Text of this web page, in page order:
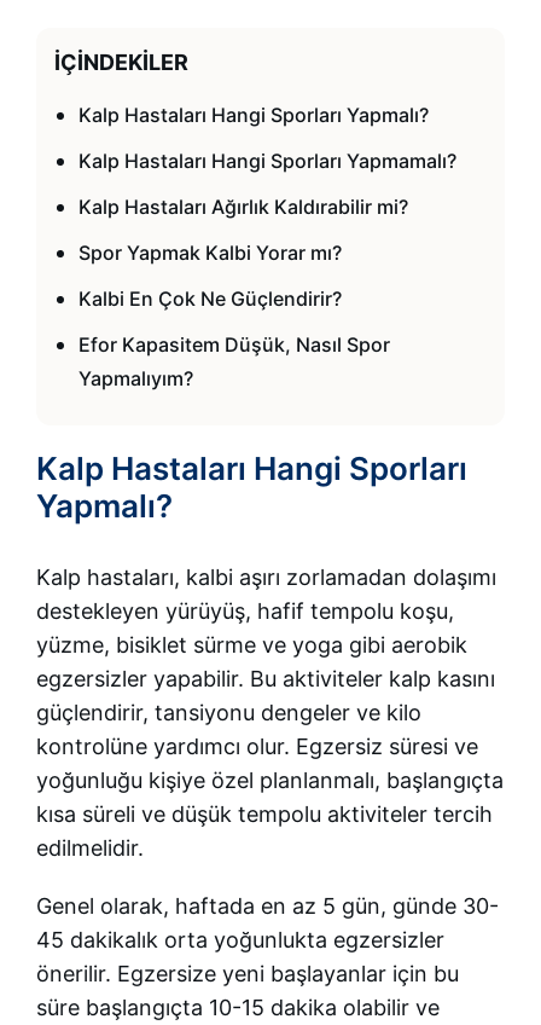
İÇINDEKILER
Kalp Hastaları Hangi Sporları Yapmalı?
Kalp Hastaları Hangi Sporları Yapmamalı?
Kalp Hastaları Ağırlık Kaldırabilir mi?
Spor Yapmak Kalbi Yorar mı?
Kalbi En Çok Ne Güçlendirir?
Efor Kapasitem Düşük, Nasıl Spor
Yapmalıyım?
Kalp Hastaları Hangi Sporları
Yapmalı?
Kalp hastaları, kalbi aşırı zorlamadan dolaşımı
destekleyen yürüyüş, hafif tempolu koşu,
yüzme, bisiklet sürme ve yoga gibi aerobik
egzersizler yapabilir. Bu aktiviteler kalp kasını
güçlendirir, tansiyonu dengeler ve kilo
kontrolüne yardımcı olur. Egzersiz süresi ve
yoğunluğu kişiye özel planlanmalı, başlangıçta
kısa süreli ve düşük tempolu aktiviteler tercih
edilmelidir.
Genel olarak, haftada en az 5 gün, günde 30-
45 dakikalık orta yoğunlukta egzersizler
önerilir. Egzersize yeni başlayanlar için bu
süre başlangıçta 10-15 dakika olabilir ve